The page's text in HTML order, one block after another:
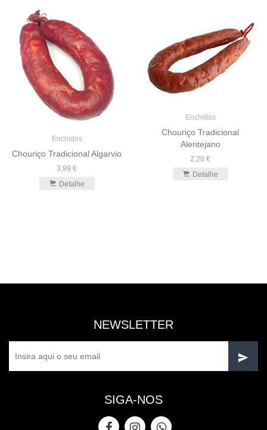
Enchidos
Chouriço Tradicional Algarvio
3,99 €
Detalhe
Enchidos
Chouriço Tradicional
Alentejano
2,20 €
Detalhe
NEWSLETTER
SIGA-NOS